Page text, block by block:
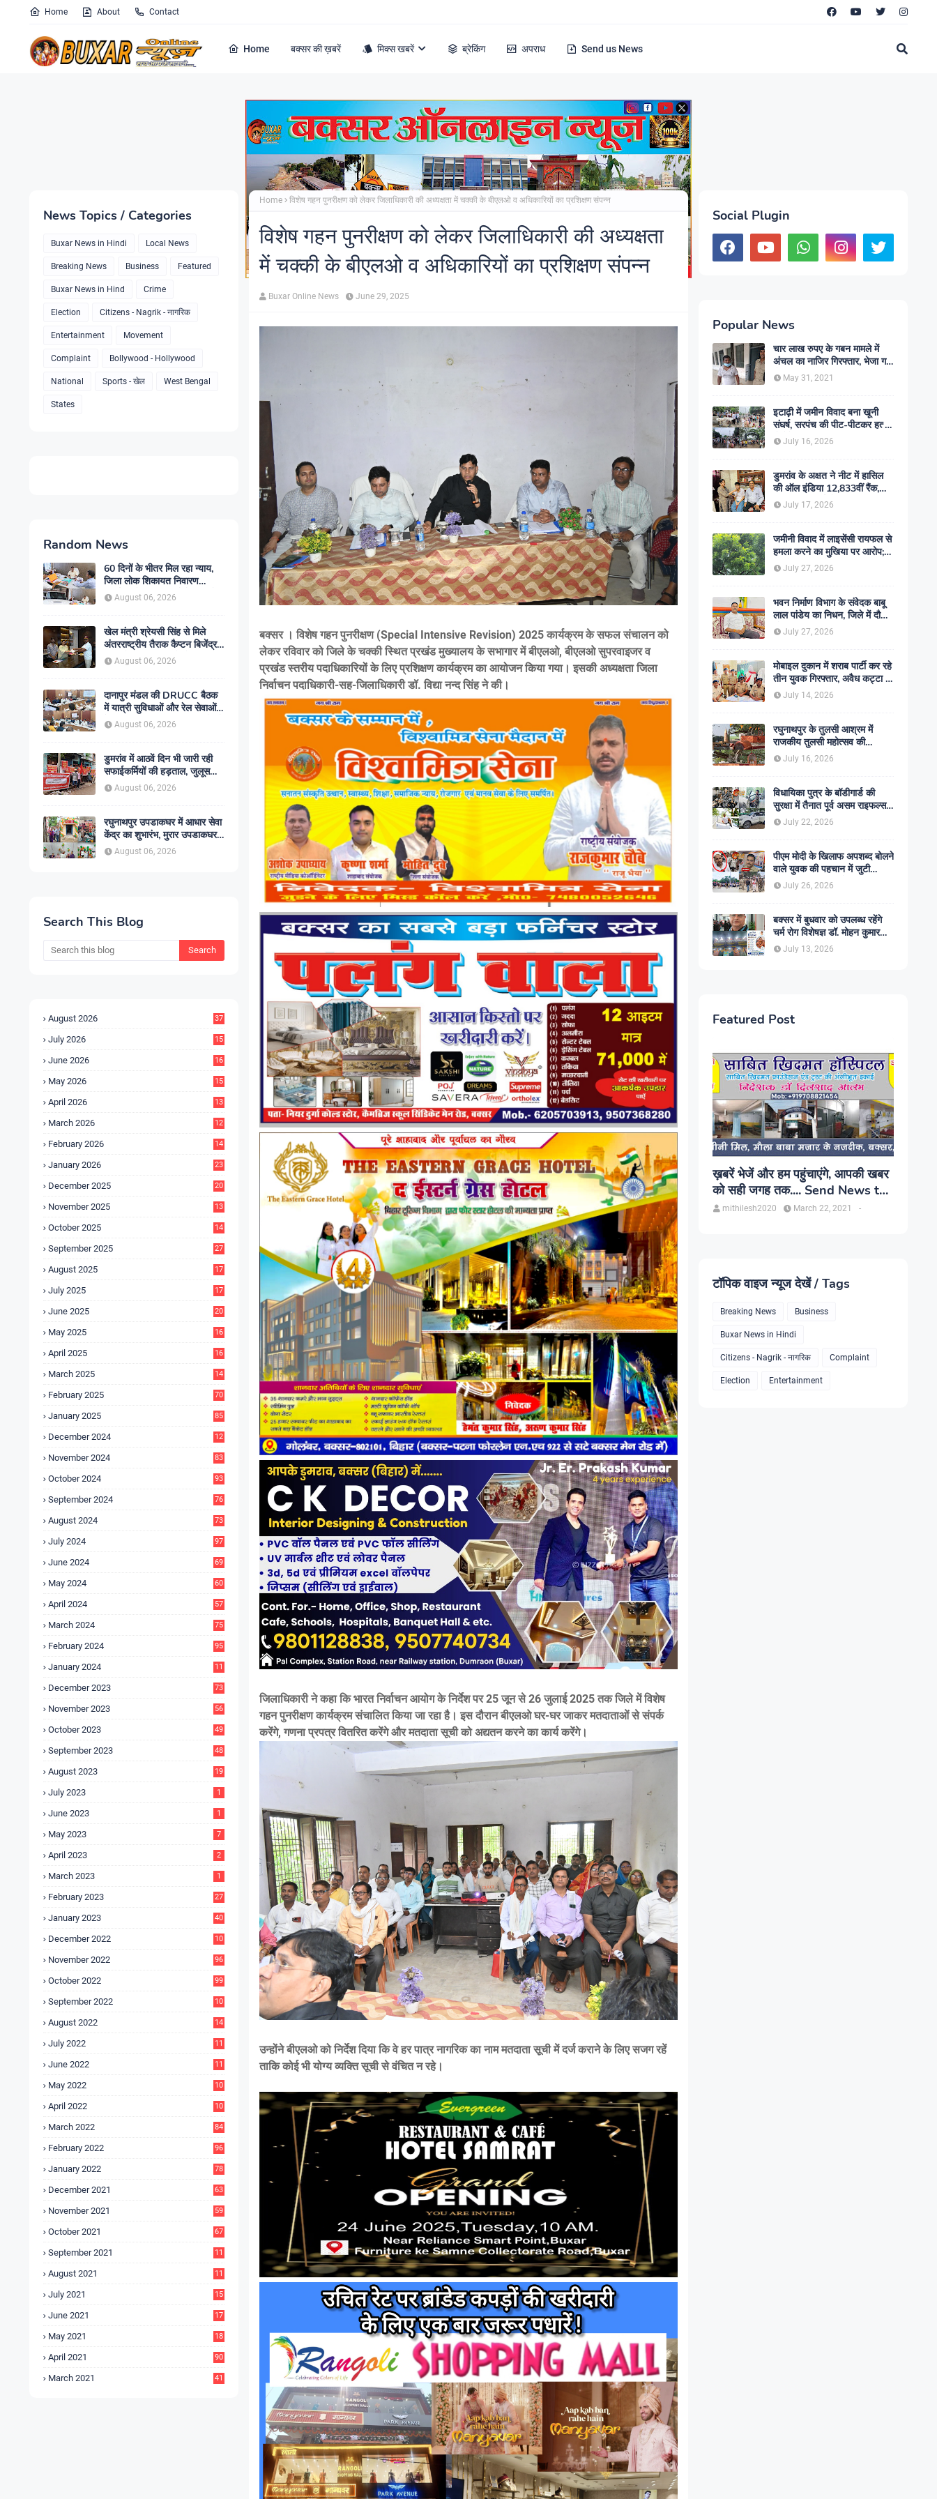
Home About Contact
Home बक्सर की ख़बरें मिक्स खबरें ब्रेकिंग अपराध Send us News
News Topics / Categories
Buxar News in Hindi Local News
Breaking News Business Featured
Buxar News in Hind Crime
Election Citizens - Nagrik - नागरिक
Entertainment Movement
Complaint Bollywood - Hollywood
National Sports - खेल West Bengal
States
Random News
60 दिनों के भीतर मिल रहा न्याय,
जिला लोक शिकायत निवारण
कार्यालय में बढ़ा आम लोगों का भरोसा
August 06, 2026
खेल मंत्री श्रेयसी सिंह से मिले
अंतरराष्ट्रीय तैराक कैप्टन बिजेंद्र
सिंह, गोकुल जलाशय में तैराकी
प्रशिक्षण केंद्र शुरू करने की उठाई
August 06, 2026
दानापुर मंडल की DRUCC बैठक
में यात्री सुविधाओं और रेल सेवाओं
के विस्तार पर मंथन, अधिकारियों को
दिए गए आवश्यक निर्देश
August 06, 2026
डुमरांव में आठवें दिन भी जारी रही
सफाईकर्मियों की हड़ताल, जुलूस
निकाल सरकार के खिलाफ किया
प्रदर्शन
August 06, 2026
रघुनाथपुर उपडाकघर में आधार सेवा
केंद्र का शुभारंभ, मुरार उपडाकघर
नए भवन में हुआ स्थानांतरित
August 06, 2026
Search This Blog
August 2026 37
July 2026
15
June 2026
16
May 2026
15
April 2026
13
March 2026
12
February 2026
14
January 2026
23
December 2025
20
November 2025
13
October 2025
14
September 2025
27
August 2025
17
July 2025
17
June 2025
20
May 2025
16
April 2025
16
March 2025
14
February 2025 70
January 2025 85
December 2024
12
November 2024 83
October 2024 93
September 2024 76
August 2024 73
July 2024 97
June 2024 69
May 2024 60
April 2024 57
March 2024 75
February 2024 95
January 2024
11
December 2023 73
November 2023 56
October 2023 49
September 2023 48
August 2023 19
July 2023 1
June 2023 1
May 2023 7
April 2023 2
March 2023 1
February 2023 27
January 2023 40
December 2022
10
November 2022 96
October 2022 99
September 2022
10
August 2022
14
July 2022
11
June 2022
11
May 2022
10
April 2022
10
March 2022 84
February 2022 96
January 2022 78
December 2021 63
November 2021 59
October 2021 67
September 2021
11
August 2021
11
July 2021
15
June 2021
17
May 2021
18
April 2021 90
March 2021 41
Home विशेष गहन पुनरीक्षण को लेकर जिलाधिकारी की अध्यक्षता में चक्की के बीएलओ व अधिकारियों का प्रशिक्षण संपन्न
विशेष गहन पुनरीक्षण को लेकर जिलाधिकारी की अध्यक्षता
में चक्की के बीएलओ व अधिकारियों का प्रशिक्षण संपन्न
Buxar Online News June 29, 2025
बक्सर । विशेष गहन पुनरीक्षण (Special Intensive Revision) 2025 कार्यक्रम के सफल संचालन को
लेकर रविवार को जिले के चक्की स्थित प्रखंड मुख्यालय के सभागार में बीएलओ, बीएलओ सुपरवाइजर व
प्रखंड स्तरीय पदाधिकारियों के लिए प्रशिक्षण कार्यक्रम का आयोजन किया गया। इसकी अध्यक्षता जिला
निर्वाचन पदाधिकारी-सह-जिलाधिकारी डॉ. विद्या नन्द सिंह ने की।
जिलाधिकारी ने कहा कि भारत निर्वाचन आयोग के निर्देश पर 25 जून से 26 जुलाई 2025 तक जिले में विशेष
गहन पुनरीक्षण कार्यक्रम संचालित किया जा रहा है। इस दौरान बीएलओ घर-घर जाकर मतदाताओं से संपर्क
करेंगे, गणना प्रपत्र वितरित करेंगे और मतदाता सूची को अद्यतन करने का कार्य करेंगे।
उन्होंने बीएलओ को निर्देश दिया कि वे हर पात्र नागरिक का नाम मतदाता सूची में दर्ज कराने के लिए सजग रहें
ताकि कोई भी योग्य व्यक्ति सूची से वंचित न रहे।
Social Plugin
Popular News
चार लाख रुपए के गबन मामले में
अंचल का नाजिर गिरफ्तार, भेजा गया
जेल- sent jail
May 31, 2021
इटाढ़ी में जमीन विवाद बना खूनी
संघर्ष, सरपंच की पीट-पीटकर हत्या;
दो बेटे घायल, सड़क जाम
July 16, 2026
डुमरांव के अक्षत ने नीट में हासिल
की ऑल इंडिया 12,833वीं रैंक,
ऑनलाइन पढ़ाई से रचा सफलता का
इतिहास
July 17, 2026
जमीनी विवाद में लाइसेंसी रायफल से
हमला करने का मुखिया पर आरोप;
मामले की जांच में जुटी पुलिस
July 27, 2026
भवन निर्माण विभाग के संवेदक बाबू
लाल पांडेय का निधन, जिले में दौड़ी
शोक की लहर
July 27, 2026
मोबाइल दुकान में शराब पार्टी कर रहे
तीन युवक गिरफ्तार, अवैध कट्टा व
कारतूस बरामद
July 14, 2026
रघुनाथपुर के तुलसी आश्रम में
राजकीय तुलसी महोत्सव की
अनुशंसा, बीडीओ ने भेजी
सकारात्मक रिपोर्ट
July 16, 2026
विधायिका पुत्र के बॉडीगार्ड की
सुरक्षा में तैनात पूर्व असम राइफल्स
जवान की गोली मारकर हत्या,
सहकर्मी अंगरक्षक गिरफ्तार
July 22, 2026
पीएम मोदी के खिलाफ अपशब्द बोलने
वाले युवक की पहचान में जुटी
पुलिस, बक्सर एसपी ने दिए सख्त
कार्रवाई के संकेत
July 26, 2026
बक्सर में बुधवार को उपलब्ध रहेंगे
चर्म रोग विशेषज्ञ डॉ. मोहन कुमार
सिंह, प्रकाश यूरो क्लिनिक में होगा
परामर्श
July 13, 2026
Featured Post
ख़बरें भेजें और हम पहुंचाएंगे, आपकी खबर
को सही जगह तक.... Send News to
us!mithilesh2020 -
March 22, 2021
टॉपिक वाइज न्यूज देखें / Tags
Breaking News Business
Buxar News in Hindi
Citizens - Nagrik - नागरिक Complaint
Election Entertainment